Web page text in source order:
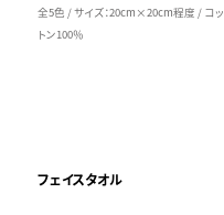
全5色 / サイズ：20cm×20cm程度 / コッ
トン100％
フェイスタオル